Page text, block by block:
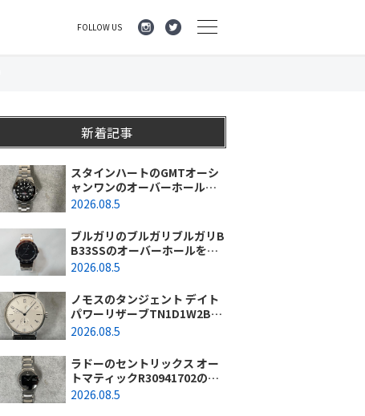
FOLLOW US
新着記事
スタインハートのGMTオーシ
ャンワンのオーバーホールを
行いました。（神奈川県平塚
2026.08.5
ブルガリのブルガリブルガリB
B33SSのオーバーホールを行
いました。（埼玉県所沢市/S
2026.08.5
ノモスのタンジェント デイト
パワーリザーブTN1D1W2BK
(131)のオーバーホールを行い
2026.08.5
ラドーのセントリックス オー
トマティックR30941702のオ
ーバーホールを行いました。
2026.08.5